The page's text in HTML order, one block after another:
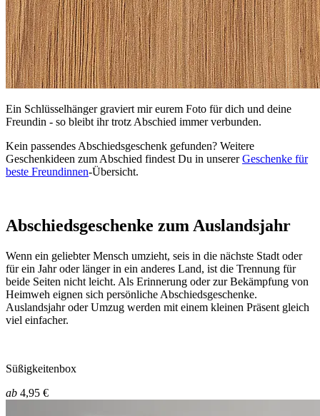
Ein Schlüsselhänger graviert mir eurem Foto für dich und deine
Freundin - so bleibt ihr trotz Abschied immer verbunden.
Kein passendes Abschiedsgeschenk gefunden? Weitere
Geschenkideen zum Abschied findest Du in unsererGeschenke für
beste Freundinnen-Übersicht.
Abschiedsgeschenke zum Auslandsjahr
Wenn ein geliebter Mensch umzieht, seis in die nächste Stadt oder
für ein Jahr oder länger in ein anderes Land, ist die Trennung für
beide Seiten nicht leicht. Als Erinnerung oder zur Bekämpfung von
Heimweh eignen sich persönliche Abschiedsgeschenke.
Auslandsjahr oder Umzug werden mit einem kleinen Präsent gleich
viel einfacher.
Süßigkeitenbox
ab 4,95 €